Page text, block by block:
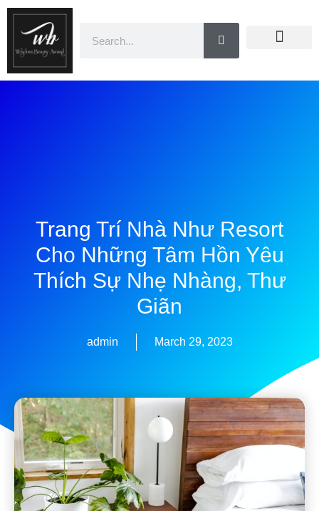
Trang Trí Nhà Như Resort
Cho Những Tâm Hồn Yêu
Thích Sự Nhẹ Nhàng, Thư
Giãn
admin March 29, 2023